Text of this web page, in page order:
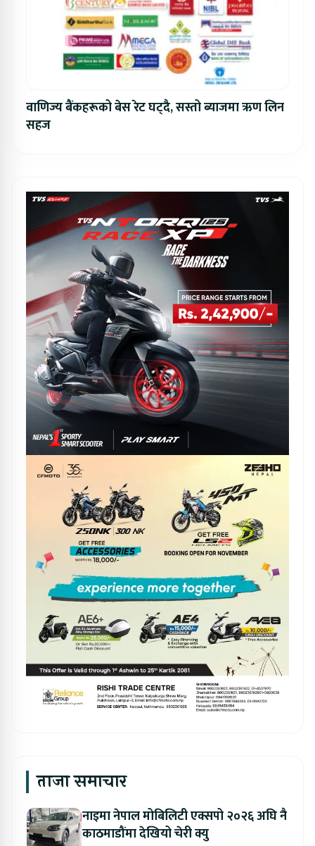
वाणिज्य बैंकहरूको बेस रेट घट्दै, सस्तो ब्याजमा ऋण लिन
सहज
ताजा समाचार
नाइमा नेपाल मोबिलिटी एक्सपो २०२६ अघि नै
काठमाडौंमा देखियो चेरी क्यु